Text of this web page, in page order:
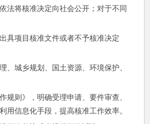
将核准决定向社会公开；对于不同
项目核准文件或者不予核准决定
城乡规划、国土资源、环境保护、
则》，明确受理申请、要件审查、
信息化手段，提高核准工作效率。